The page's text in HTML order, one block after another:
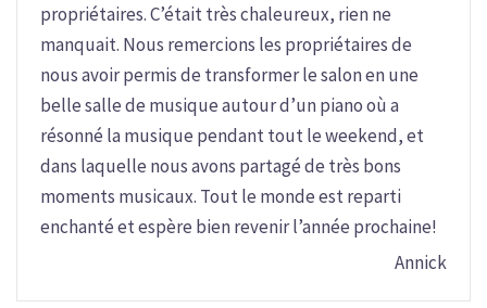
propriétaires. C’était très chaleureux, rien ne
manquait. Nous remercions les propriétaires de
nous avoir permis de transformer le salon en une
belle salle de musique autour d’un piano où a
résonné la musique pendant tout le weekend, et
dans laquelle nous avons partagé de très bons
moments musicaux. Tout le monde est reparti
enchanté et espère bien revenir l’année prochaine!
Annick